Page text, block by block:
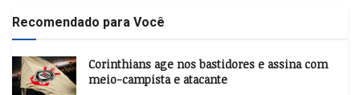
Recomendado para Você
Corinthians age nos bastidores e assina com
meio-campista e atacante